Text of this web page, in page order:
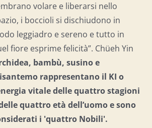
volare e liberarsi nello
i boccioli si dischiudono in
leggiadro e sereno e tutto in
fiore esprime felicità”. Chüeh Yin
bambù, susino e
rappresentano il KI o
vitale delle quattro stagioni
quattro età dell’uomo esono
i 'quattro Nobili'.